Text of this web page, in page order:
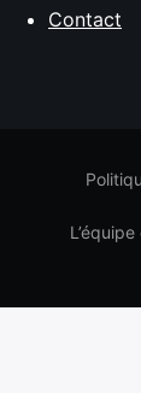
Contact